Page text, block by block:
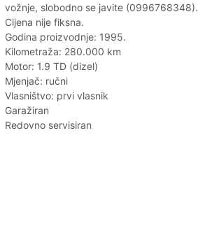
vožnje, slobodno se javite (0996768348).
Cijena nije fiksna.
Godina proizvodnje: 1995.
Kilometraža: 280.000 km
Motor: 1.9 TD (dizel)
Mjenjač: ručni
Vlasništvo: prvi vlasnik
Garažiran
Redovno servisiran